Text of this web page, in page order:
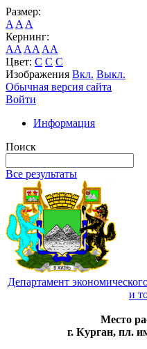
Размер:
A A A
Кернинг:
AA AA AA
Цвет: C C C
Изображения Вкл. Выкл.
Обычная версия сайта
Войти
Информация
Поиск
Все результаты
Департамент
и
Место
г. Курган, пл.